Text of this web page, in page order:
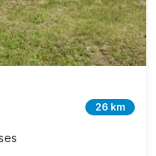
26 km